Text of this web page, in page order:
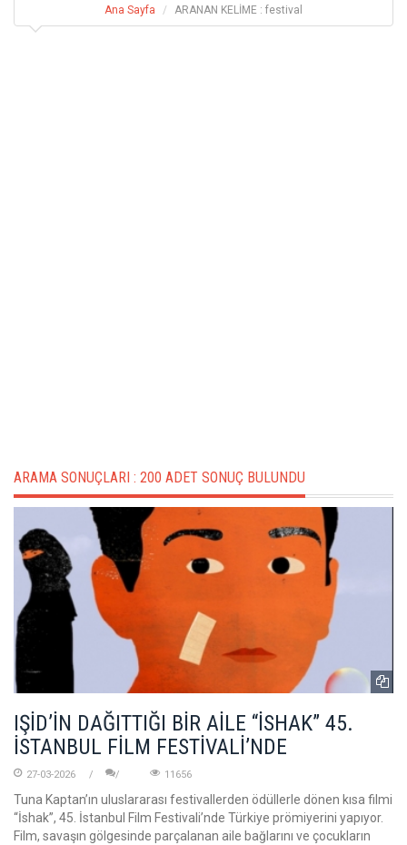
Ana Sayfa ARANAN KELİME : festival
ARAMA SONUÇLARI : 200 ADET SONUÇ BULUNDU
IŞİD’İN DAĞITTIĞI BİR AİLE “İSHAK” 45.
İSTANBUL FİLM FESTİVALİ’NDE
27-03-2026 11656
Tuna Kaptan’ın uluslararası festivallerden ödüllerle dönen kısa filmi
“İshak”, 45. İstanbul Film Festivali’nde Türkiye prömiyerini yapıyor.
Film, savaşın gölgesinde parçalanan aile bağlarını ve çocukların